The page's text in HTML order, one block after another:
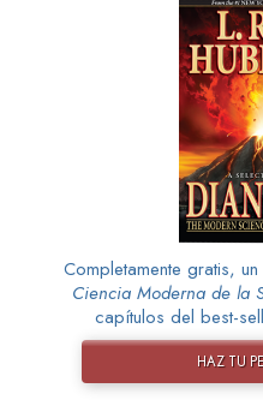
Completamente gratis,
Ciencia Moderna de la
capítulos del best-
HAZ TU